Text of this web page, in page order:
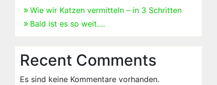
Wie wir Katzen vermitteln – in 3 Schritten
Bald ist es so weit….
Recent Comments
Es sind keine Kommentare vorhanden.